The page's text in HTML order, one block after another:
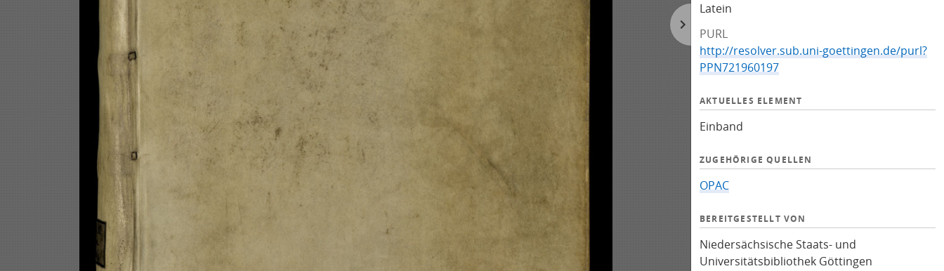
Latein
PURL
http://resolver.sub.uni-goettingen.de/purl?
PPN721960197
AKTUELLES ELEMENT
Einband
ZUGEHÖRIGE QUELLEN
OPAC
BEREITGESTELLT VON
Niedersächsische Staats- und
Universitätsbibliothek Göttingen